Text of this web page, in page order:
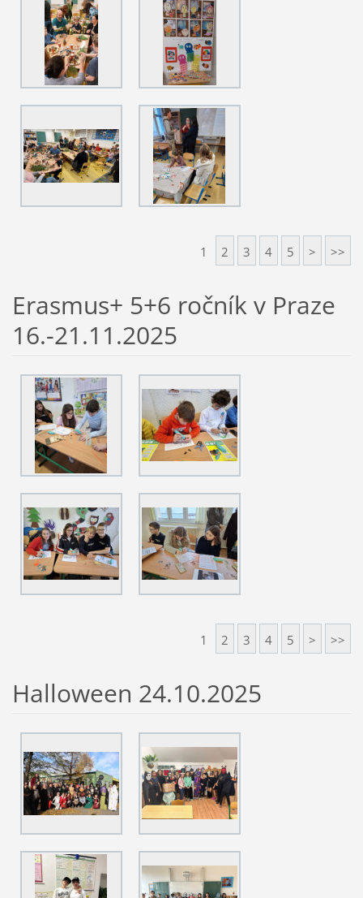
1 2 3 4 5 > >>
Erasmus+ 5+6 ročník v Praze
16.-21.11.2025
1 2 3 4 5 > >>
Halloween 24.10.2025